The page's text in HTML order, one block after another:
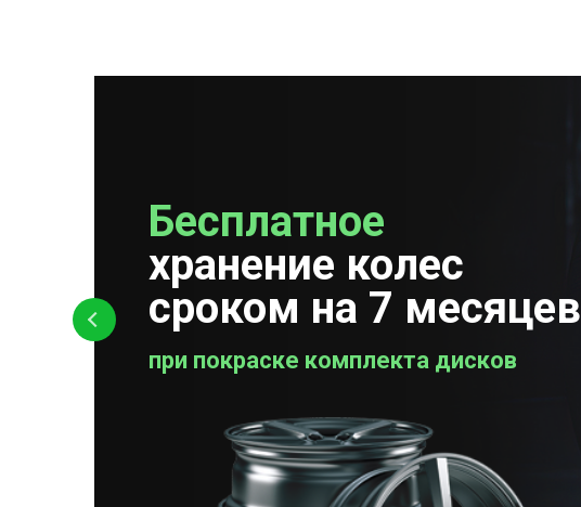
Бесплатное
хранение колес
сроком на 7 месяцев
при покраске комплекта дисков
Бесплатная
проверка колес